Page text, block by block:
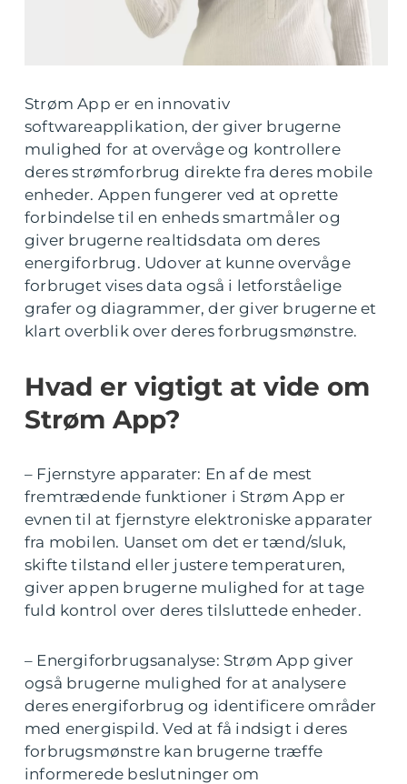
Strøm App er en innovativ
softwareapplikation, der giver brugerne
mulighed for at overvåge og kontrollere
deres strømforbrug direkte fra deres mobile
enheder. Appen fungerer ved at oprette
forbindelse til en enheds smartmåler og
giver brugerne realtidsdata om deres
energiforbrug. Udover at kunne overvåge
forbruget vises data også i letforståelige
grafer og diagrammer, der giver brugerne et
klart overblik over deres forbrugsmønstre.
Hvad er vigtigt at vide om
Strøm App?
– Fjernstyre apparater: En af de mest
fremtrædende funktioner i Strøm App er
evnen til at fjernstyre elektroniske apparater
fra mobilen. Uanset om det er tænd/sluk,
skifte tilstand eller justere temperaturen,
giver appen brugerne mulighed for at tage
fuld kontrol over deres tilsluttede enheder.
– Energiforbrugsanalyse: Strøm App giver
også brugerne mulighed for at analysere
deres energiforbrug og identificere områder
med energispild. Ved at få indsigt i deres
forbrugsmønstre kan brugerne træffe
informerede beslutninger om